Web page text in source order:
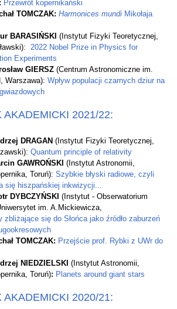
Przewrót kopernikański
TOMCZAK: Harmonices mundi Mikołaja
BARASIŃSKI (Instytut Fizyki Teoretycznej,
2022 Nobel Prize in Physics for
Experiments
GIERSZ (Centrum Astronomiczne im.
Warszawa): Wpływ populacji czarnych dziur na
AKADEMICKI 2021/22:
DRAGAN (Instytut Fizyki Teoretycznej,
Quantum principle of relativity
GAWROŃSKI (Instytut Astronomii,
Toruń): Szybkie błyski radiowe, czyli
się hiszpańskiej inkwizycji...
DYBCZYŃSKI (Instytut - Obserwatorium
im. A.Mickiewicza,
zbliżające się do Słońca jako źródło zaburzeń
TOMCZAK: Przejście prof. Rybki z UWr do
NIEDZIELSKI (Instytut Astronomii,
Toruń): Planets around giant stars
AKADEMICKI 2020/21: